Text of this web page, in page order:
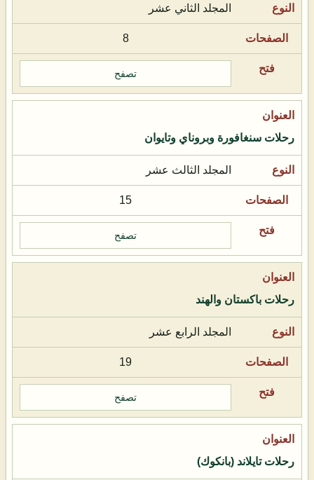
المجلد الثاني عشر
8
تصفح
رحلات سنغافورة وبروناي وتايوان
المجلد الثالث عشر
15
تصفح
رحلات باكستان والهند
المجلد الرابع عشر
19
تصفح
رحلات تايلاند (بانكوك)